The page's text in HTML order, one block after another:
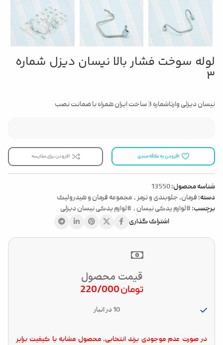
لوله سوخت فشار بالا نیسان دیزل شماره
3
نیسان دیزلی وارتاشماره 3 ساخت ایران همراه با ضمانت نصب
افزودن به علاقه مندی افزودن برای مقایسه
شناسه محصول:13550
دسته: فرمان، جلوبندی و ترمز, مجموعه فرمان و هیدرولیک
برچسب:#لوازم یدکی نیسان , #لوازم یدکی نیسان دیزلی
اشتراک گذاری
قیمت محصول
تومان
10 در انبار
در صورت عدم موجودی برند انتخابی، محصول مشابه با کیفیت برابر